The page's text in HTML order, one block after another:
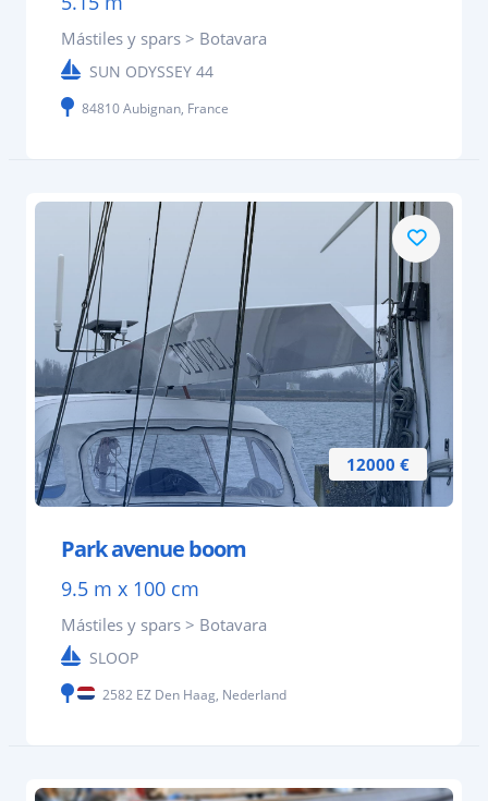
Mástiles y spars > Botavara
SUN ODYSSEY 44
84810 Aubignan, France
12000 €
Park avenue boom
9.5 m x 100 cm
Mástiles y spars > Botavara
SLOOP
2582 EZ Den Haag, Nederland